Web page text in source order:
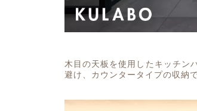
木目の天板を使用したキッチン
避け、カウンタータイプの収納